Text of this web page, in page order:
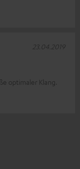
optimaler Klang.
23.04.2019